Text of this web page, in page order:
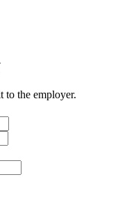
to the employer.